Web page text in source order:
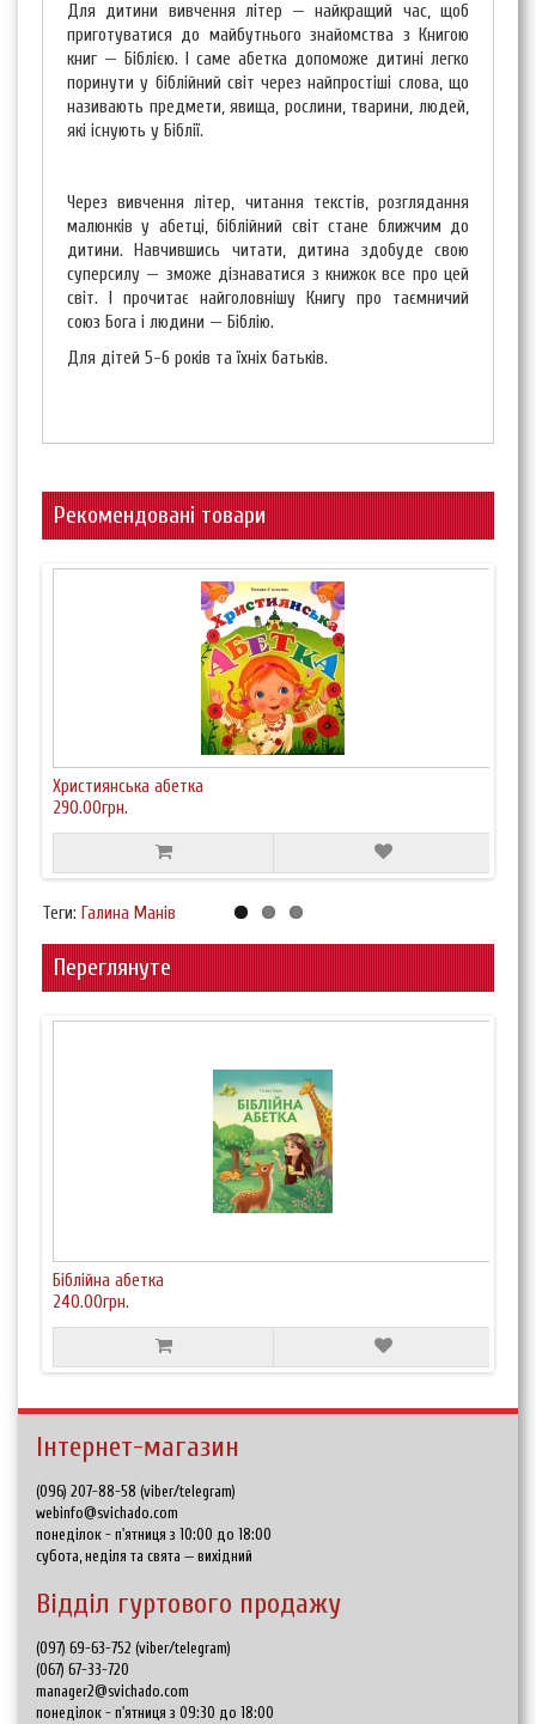
Для дитини вивчення літер — найкращий час, щоб
приготуватися до майбутнього знайомства з Книгою
книг — Біблією. І саме абетка допоможе дитині легко
поринути у біблійний світ через найпростіші слова, що
називають предмети, явища, рослини, тварини, людей,
які існують у Біблії.
Через вивчення літер, читання текстів, розглядання
малюнків у абетці, біблійний світ стане ближчим до
дитини. Навчившись читати, дитина здобуде свою
суперсилу — зможе дізнаватися з книжок все про цей
світ. І прочитає найголовнішу Книгу про таємничий
союз Бога і людини — Біблію.
Для дітей 5-6 років та їхніх батьків.
Рекомендовані товари
Християнська абетка
290.00грн.
Теги: Галина Манів
Переглянуте
Біблійна абетка
240.00грн.
Інтернет-магазин
(096) 207-88-58 (viber/telegram)
webinfo@svichado.com
понеділок - п'ятниця з 10:00 до 18:00
субота, неділя та свята — вихідний
Відділ гуртового продажу
(097) 69-63-752 (viber/telegram)
(067) 67-33-720
manager2@svichado.com
понеділок - п'ятниця з 09:30 до 18:00